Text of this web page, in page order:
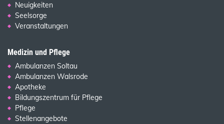
Neuigkeiten
Seelsorge
Veranstaltungen
Medizin und Pflege
Ambulanzen Soltau
Ambulanzen Walsrode
Apotheke
Bildungszentrum für Pflege
Pflege
Stellenangebote